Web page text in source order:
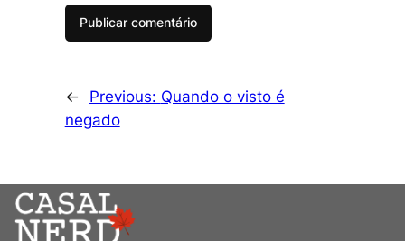
← Previous: Quando o visto é
negado